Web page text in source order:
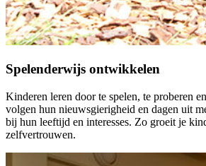
Spelenderwijs ontwikkelen
Kinderen leren door te spelen, te proberen
volgen hun nieuwsgierigheid en dagen uit
bij hun leeftijd en interesses. Zo groeit je
zelfvertrouwen.